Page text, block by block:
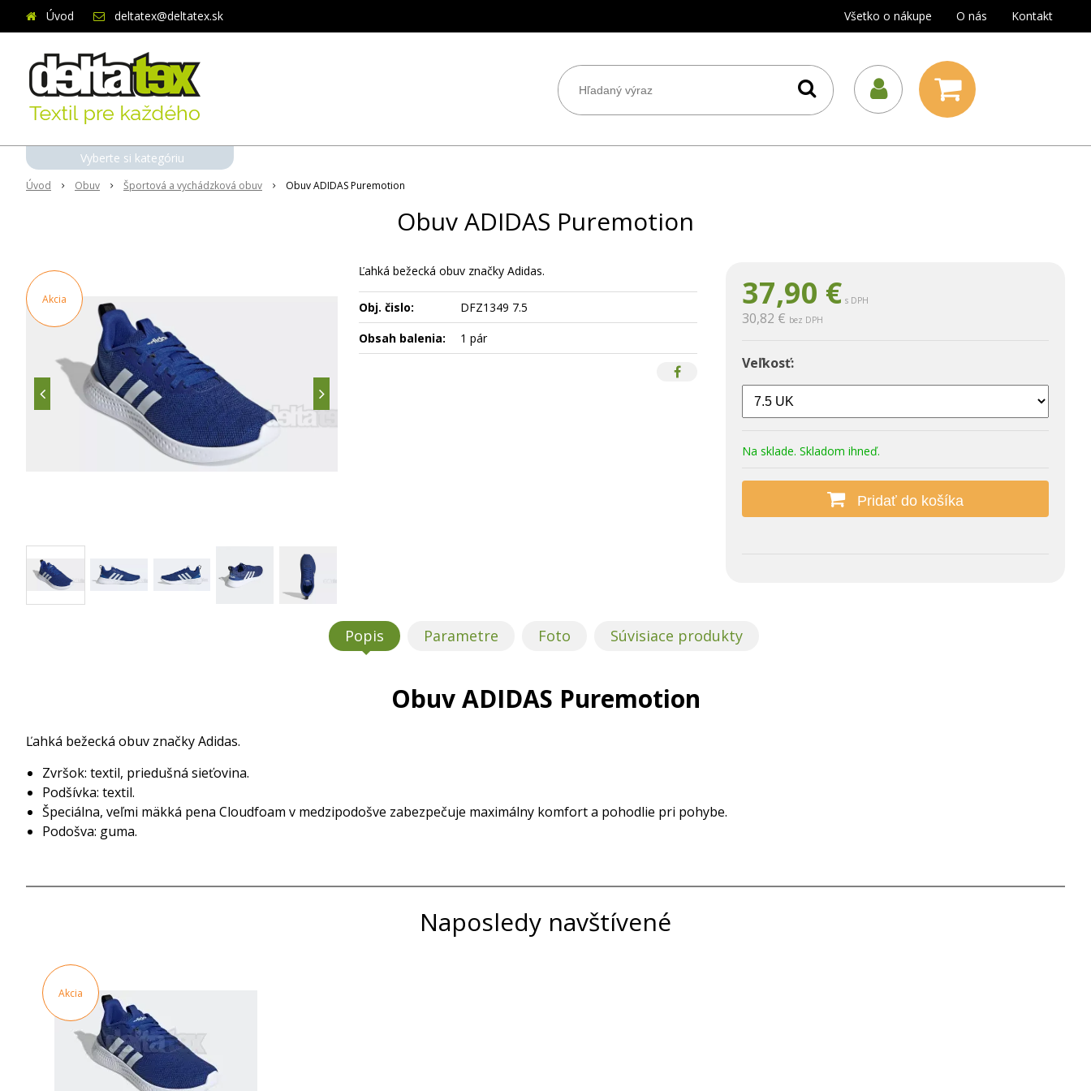
Úvod deltatex@deltatex.sk Všetko o nákupe O nás Kontakt
Úvod Obuv Športová a vychádzková obuv Obuv ADIDAS Puremotion
Obuv ADIDAS Puremotion
Akcia
ADIDAS Puremotion ADIDAS Puremotion
37,90 € s DPH
30,82 € bez DPH
Veľkosť:
Na sklade. Skladom ihneď.
Pridať do košíka
Ľahká bežecká obuv značky Adidas.
Obj. čislo:
DFZ1349 7.5
Obsah balenia:
1 pár
Popis Parametre Foto Súvisiace produkty
Obuv ADIDAS Puremotion
Ľahká bežecká obuv značky Adidas.
Zvršok: textil, priedušná sieťovina.
Podšívka: textil.
Špeciálna, veľmi mäkká pena Cloudfoam v medzipodošve zabezpečuje maximálny komfort a pohodlie pri pohybe.
Podošva: guma.
Naposledy navštívené
Akcia
Vyberte si kategóriu